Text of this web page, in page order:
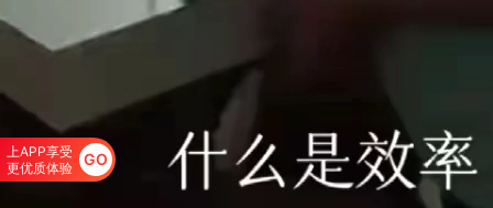
上APP享受
更优质体验
GO